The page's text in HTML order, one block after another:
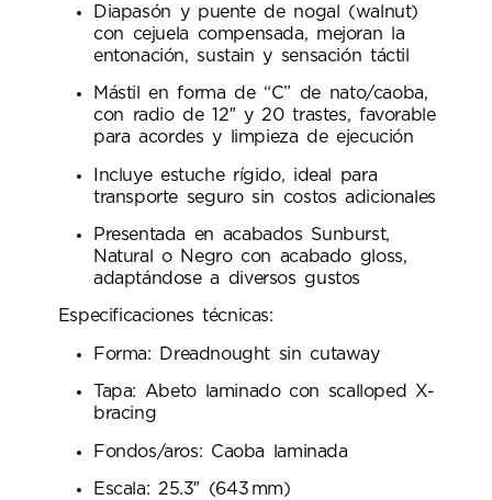
Diapasón y puente de nogal (walnut)
con cejuela compensada, mejoran la
entonación, sustain y sensación táctil
Mástil en forma de “C” de nato/caoba,
con radio de 12″ y 20 trastes, favorable
para acordes y limpieza de ejecución
Incluye estuche rígido, ideal para
transporte seguro sin costos adicionales
Presentada en acabados Sunburst,
Natural o Negro con acabado gloss,
adaptándose a diversos gustos
Especificaciones técnicas:
Forma: Dreadnought sin cutaway
Tapa: Abeto laminado con scalloped X-
bracing
Fondos/aros: Caoba laminada
Escala: 25.3″ (643 mm)